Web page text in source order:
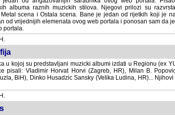
raznih muzickih stilova. Njegovi prilozi su razvrstani po
i Ostala scena. Bane je jedan od rijetkih koji je na ovom web
elemenata ovog web portala i ponosan sam da je svoje
u kojoj su predstavljani muzicki albumi izdati u Regionu (ex
Vladimir Horvat Horvi (Zagreb, HR), Milan B. Popovic
Dinko Husadzic Sansky (Velika Ludina, HR)... Njihovi